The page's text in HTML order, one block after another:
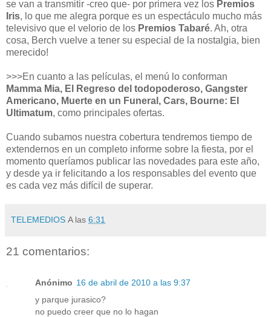
se van a transmitir -creo que- por primera vez los Premios
Iris, lo que me alegra porque es un espectáculo mucho más
televisivo que el velorio de los Premios Tabaré. Ah, otra
cosa, Berch vuelve a tener su especial de la nostalgia, bien
merecido!
>>>En cuanto a las películas, el menú lo conforman
Mamma Mia, El Regreso del todopoderoso, Gangster
Americano, Muerte en un Funeral, Cars, Bourne: El
Ultimatum, como principales ofertas.
Cuando subamos nuestra cobertura tendremos tiempo de
extendernos en un completo informe sobre la fiesta, por el
momento queríamos publicar las novedades para este año,
y desde ya ir felicitando a los responsables del evento que
es cada vez más difícil de superar.
TELEMEDIOS A las 6:31
21 comentarios:
Anónimo 16 de abril de 2010 a las 9:37
y parque jurasico?
no puedo creer que no lo hagan